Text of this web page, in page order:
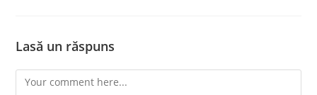
Lasă un răspuns
Comment